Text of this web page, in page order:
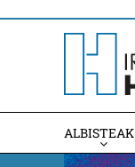
ALBISTEAK